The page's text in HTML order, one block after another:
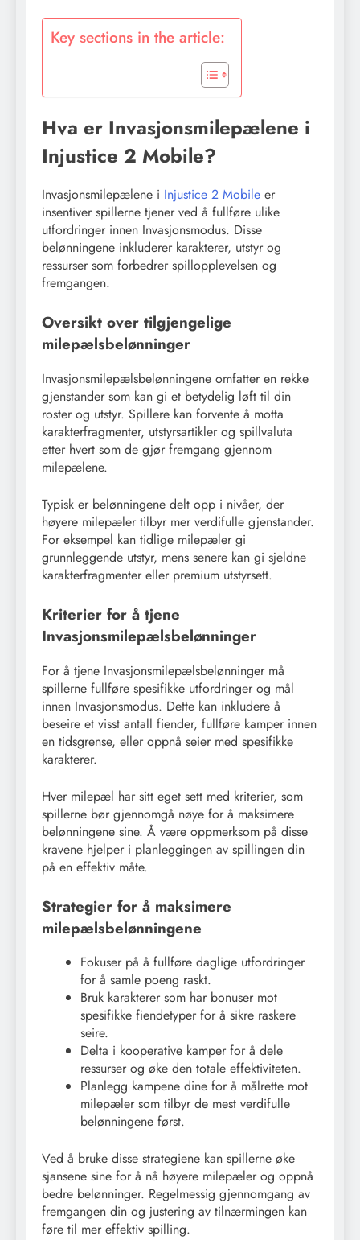
Key sections in the article:
Hva er Invasjonsmilepælene i
Injustice 2 Mobile?
Invasjonsmilepælene i Injustice 2 Mobile er
insentiver spillerne tjener ved å fullføre ulike
utfordringer innen Invasjonsmodus. Disse
belønningene inkluderer karakterer, utstyr og
ressurser som forbedrer spillopplevelsen og
fremgangen.
Oversikt over tilgjengelige
milepælsbelønninger
Invasjonsmilepælsbelønningene omfatter en rekke
gjenstander som kan gi et betydelig løft til din
roster og utstyr. Spillere kan forvente å motta
karakterfragmenter, utstyrsartikler og spillvaluta
etter hvert som de gjør fremgang gjennom
milepælene.
Typisk er belønningene delt opp i nivåer, der
høyere milepæler tilbyr mer verdifulle gjenstander.
For eksempel kan tidlige milepæler gi
grunnleggende utstyr, mens senere kan gi sjeldne
karakterfragmenter eller premium utstyrsett.
Kriterier for å tjene
Invasjonsmilepælsbelønninger
For å tjene Invasjonsmilepælsbelønninger må
spillerne fullføre spesifikke utfordringer og mål
innen Invasjonsmodus. Dette kan inkludere å
beseire et visst antall fiender, fullføre kamper innen
en tidsgrense, eller oppnå seier med spesifikke
karakterer.
Hver milepæl har sitt eget sett med kriterier, som
spillerne bør gjennomgå nøye for å maksimere
belønningene sine. Å være oppmerksom på disse
kravene hjelper i planleggingen av spillingen din
på en effektiv måte.
Strategier for å maksimere
milepælsbelønningene
Fokuser på å fullføre daglige utfordringer
for å samle poeng raskt.
Bruk karakterer som har bonuser mot
spesifikke fiendetyper for å sikre raskere
seire.
Delta i kooperative kamper for å dele
ressurser og øke den totale effektiviteten.
Planlegg kampene dine for å målrette mot
milepæler som tilbyr de mest verdifulle
belønningene først.
Ved å bruke disse strategiene kan spillerne øke
sjansene sine for å nå høyere milepæler og oppnå
bedre belønninger. Regelmessig gjennomgang av
fremgangen din og justering av tilnærmingen kan
føre til mer effektiv spilling.